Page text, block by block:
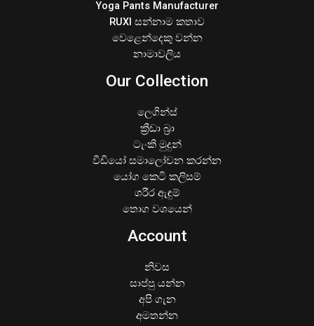
Yoga Pants Manufacturer
RUXI සන්නාම කතාව
වෙළෙන්දෙකු වන්න
නාමාවලිය
Our Collection
ලෙගින්ස්
ක්‍රීඩා බ්‍රා
ටැංකි මුදුන්
වීඩියෝ සමාලෝචන කරන්න
යෝග කෙටි කලිසම්
ශරීර ඇඳුම්
තොග වශයෙන්
Account
නිවස
සාප්පු යන්න
අපි ගැන
අමතන්න